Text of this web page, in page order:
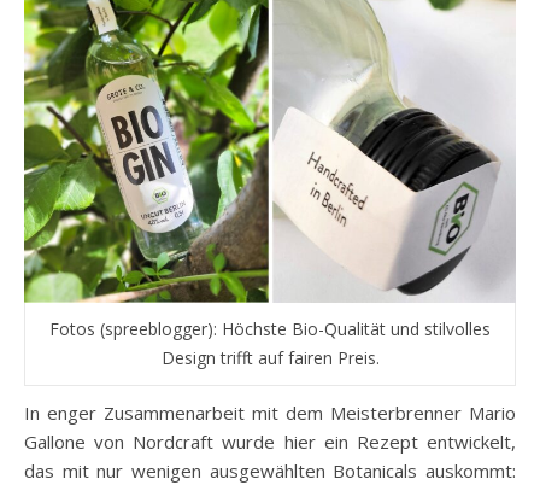
Fotos (spreeblogger): Höchste Bio-Qualität und stilvolles
Design trifft auf fairen Preis.
In enger Zusammenarbeit mit dem Meisterbrenner Mario
Gallone von Nordcraft wurde hier ein Rezept entwickelt,
das mit nur wenigen ausgewählten Botanicals auskommt: